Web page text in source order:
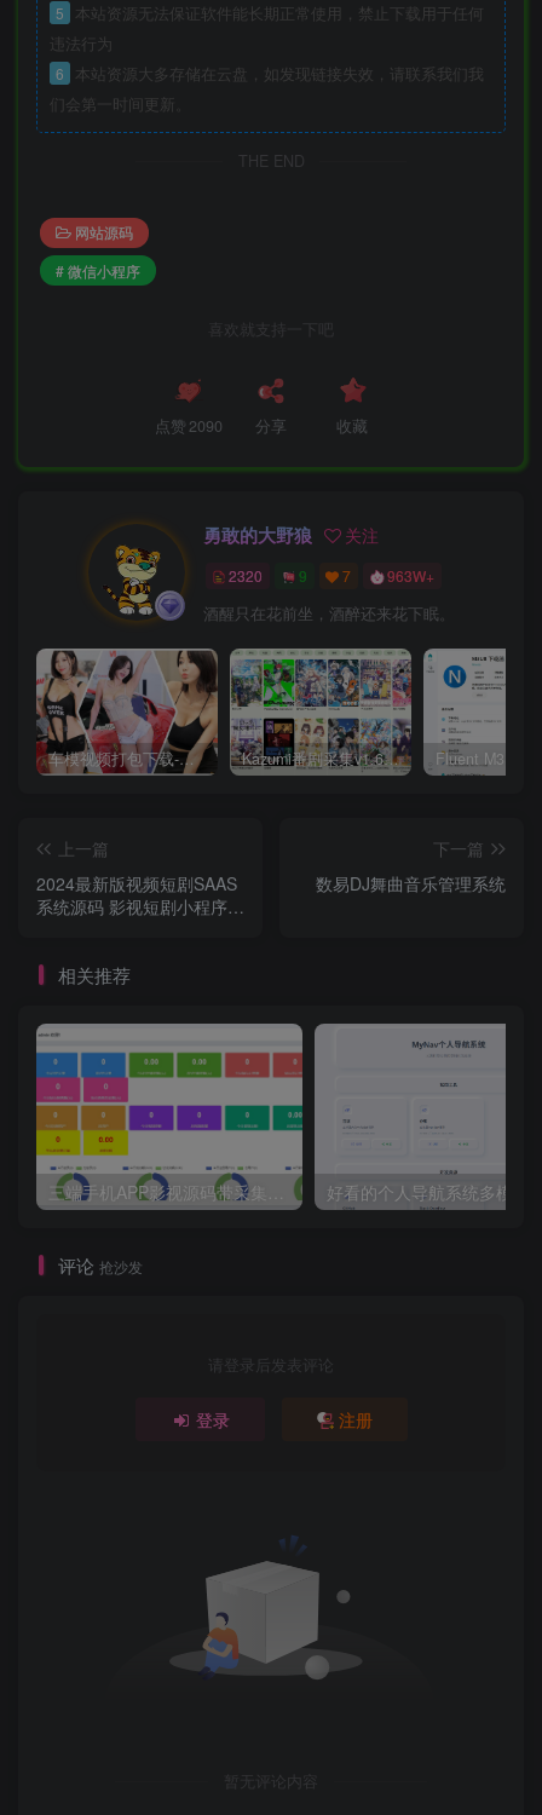
5
本站资源无法保证软件能长期正常使用，禁止下载用于任何
违法行为
6
本站资源大多存储在云盘，如发现链接失效，请联系我们我
们会第一时间更新。
THE END
网站源码
# 微信小程序
喜欢就支持一下吧
点赞 2090 分享 收藏
勇敢的大野狼 关注
2320 9 7 963W+
酒醒只在花前坐，酒醉还来花下眠。
车模视频打包下载-高清无水印版 Kazumi番剧采集v1.6.9：支持自定义规则+在线观看+弹幕，跨平台下载
上一篇
2024最新版视频短剧SAAS
系统源码 影视短剧小程序源
下一篇
数易DJ舞曲音乐管理系统
相关推荐
三端手机APP影视源码带采集手机H5源码带VIP卡密功能
评论 抢沙发
请登录后发表评论
登录 注册
暂无评论内容